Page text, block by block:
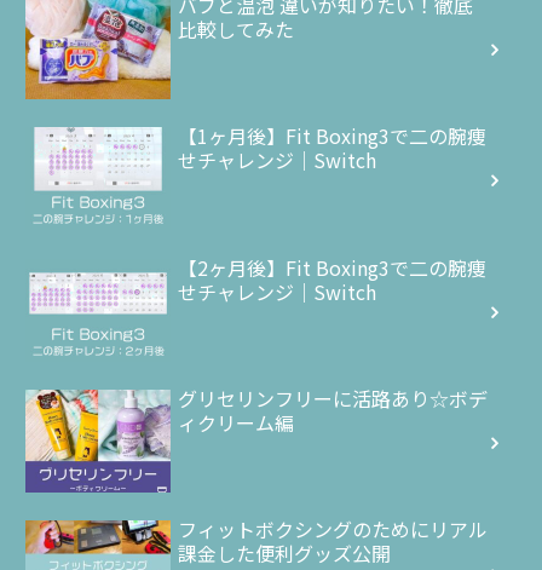
比較してみた
【1ヶ月後】Fit Boxing3で二の腕痩
せチャレンジ｜Switch
【2ヶ月後】Fit Boxing3で二の腕痩
せチャレンジ｜Switch
グリセリンフリーに活路あり☆ボデ
ィクリーム編
フィットボクシングのためにリアル
課金した便利グッズ公開